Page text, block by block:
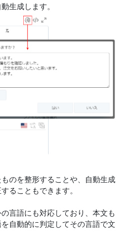
生成します。
のを整形することや、自動生成
ることもできます。
言語にも対応しており、本文も
自動的に判定してその言語で文